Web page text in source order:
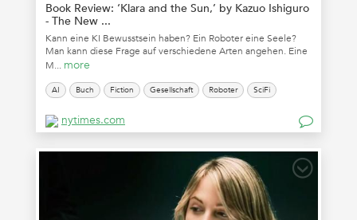
Book Review: ‘Klara and the Sun,’ by Kazuo Ishiguro
- The New ...
Kann eine KI Bewusstsein haben? Ein Roboter eine Seele?
Man kann diese Frage auf verschiedene Arten angehen. Eine
M... more
AI Buch Fiction Gesellschaft Roboter SciFi
nytimes.com